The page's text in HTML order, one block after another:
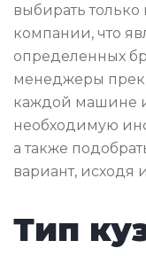
выбирать
компании, что
определенных
менеджеры
каждой машине и
необходимую
а также
вариант, исходя
Тип